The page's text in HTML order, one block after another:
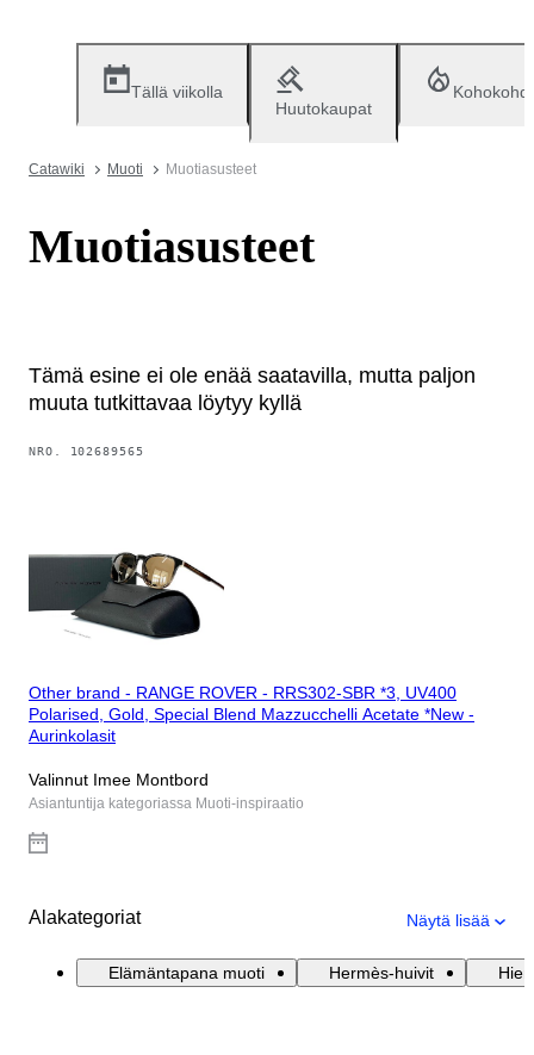
Tällä viikolla
Huutokaupat
Catawiki Muoti Muotiasusteet
Muotiasusteet
Tämä esine ei ole enää saatavilla, mutta paljon
muuta tutkittavaa löytyy kyllä
NRO. 102689565
Other brand - RANGE ROVER - RRS302-SBR *3, UV400
Polarised, Gold, Special Blend Mazzucchelli Acetate *New -
Aurinkolasit
Valinnut Imee Montbord
Asiantuntija kategoriassa Muoti-inspiraatio
Alakategoriat Näytä lisää
Elämäntapana muoti Hermès-huivit